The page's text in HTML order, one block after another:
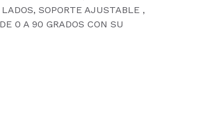
SOPORTE AJUSTABLE ,
0 A 90 GRADOS CON SU